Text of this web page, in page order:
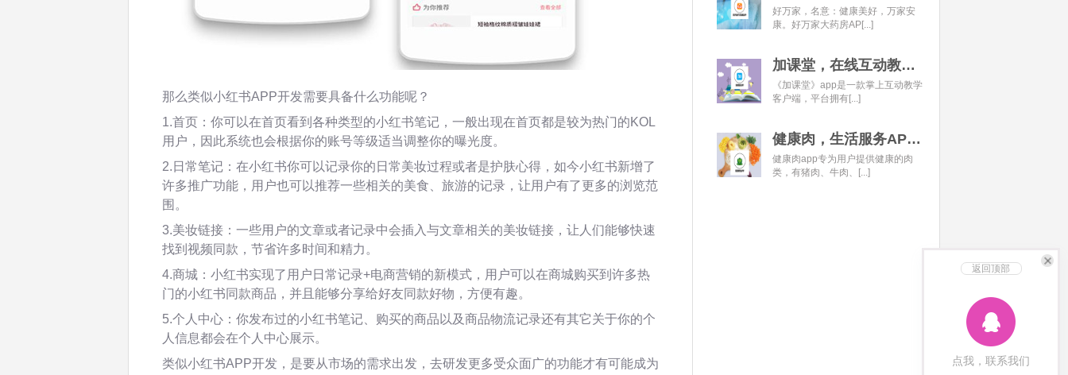
返回顶部
点我，联系我们
那么类似小红书APP开发需要具备什么功能呢？
1.首页：你可以在首页看到各种类型的小红书笔记，一般出现在首页都是较为热门的KOL
用户，因此系统也会根据你的账号等级适当调整你的曝光度。
2.日常笔记：在小红书你可以记录你的日常美妆过程或者是护肤心得，如今小红书新增了
许多推广功能，用户也可以推荐一些相关的美食、旅游的记录，让用户有了更多的浏览范
围。
3.美妆链接：一些用户的文章或者记录中会插入与文章相关的美妆链接，让人们能够快速
找到视频同款，节省许多时间和精力。
4.商城：小红书实现了用户日常记录+电商营销的新模式，用户可以在商城购买到许多热
门的小红书同款商品，并且能够分享给好友同款好物，方便有趣。
5.个人中心：你发布过的小红书笔记、购买的商品以及商品物流记录还有其它关于你的个
人信息都会在个人中心展示。
类似小红书APP开发，是要从市场的需求出发，去研发更多受众面广的功能才有可能成为
好万家，名意：健康美好，万家安
康。好万家大药房AP[...]
加课堂，在线互动教育APP经典案例
《加课堂》app是一款掌上互动教学
客户端，平台拥有[...]
健康肉，生活服务APP开发经典案例
健康肉app专为用户提供健康的肉
类，有猪肉、牛肉、[...]